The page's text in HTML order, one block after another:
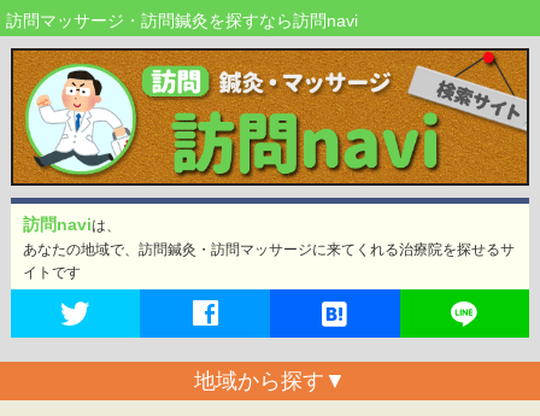
訪問マッサージ・訪問鍼灸を探すなら訪問navi
訪問naviは、
あなたの地域で、訪問鍼灸・訪問マッサージに来てくれる治療院を探せるサ
イトです
地域から探す ▼